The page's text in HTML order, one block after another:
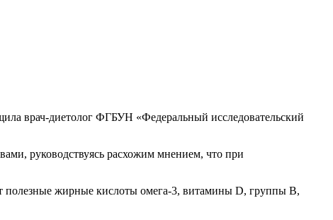
врач-диетолог ФГБУН «Федеральный исследовательский
руководствуясь расхожим мнением, что при
полезные жирные кислоты омега-3, витамины D, группы B,